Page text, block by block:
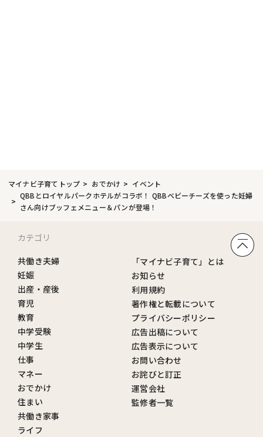
マイナビ子育てトップ おでかけ
イベント
QBBとロイヤルパークホテルがコラボ！ QBBベビーチーズを使った妊婦
さん向けブッフェメニュー＆パンが登場！
カテゴリ
共働き夫婦
妊娠
出産・産後
育児
教育
中学受験
中学生
仕事
マネー
おでかけ
住まい
共働き家事
ライフ
「マイナビ子育て」とは
お知らせ
利用規約
著作権と転載について
プライバシーポリシー
広告出稿について
広告表示について
お問い合わせ
お詫びと訂正
運営会社
監修者一覧